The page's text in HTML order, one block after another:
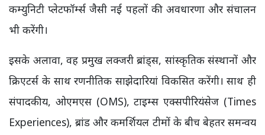
कम्युनिटी प्लेटफॉर्म्स जैसी नई पहलों की अवधारणा और संचालन
भी करेंगी।
इसके अलावा, वह प्रमुख लक्जरी ब्रांड्स, सांस्कृतिक संस्थानों और
क्रिएटर्स के साथ रणनीतिक साझेदारियां विकसित करेंगी। साथ ही
संपादकीय, ओएमएस (OMS), टाइम्स एक्सपीरियंसेज (Times
Experiences), ब्रांड और कमर्शियल टीमों के बीच बेहतर समन्वय